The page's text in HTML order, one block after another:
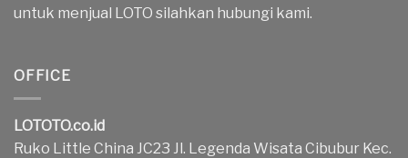
untuk menjual LOTO silahkan hubungi kami.
OFFICE
LOTOTO.co.id
Ruko Little China JC23 Jl. Legenda Wisata Cibubur Kec.